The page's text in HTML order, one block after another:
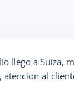
llego a Suiza,
al